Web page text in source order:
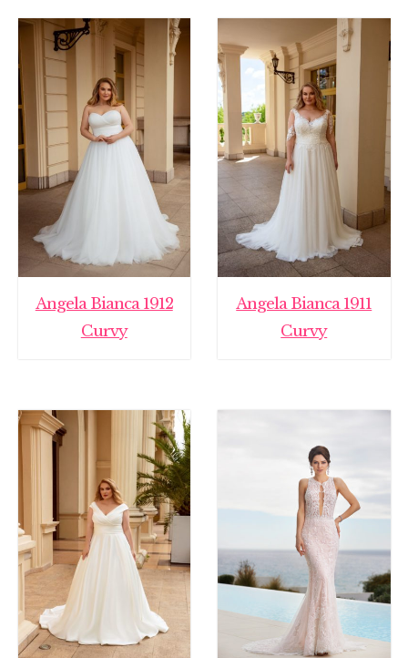
Angela Bianca 1912
Curvy
Angela Bianca 1911
Curvy